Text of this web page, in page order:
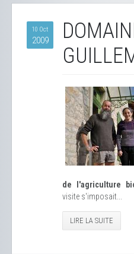
10 Oct
2009
de l'agriculture
visite s'imposait...
LIRE LA SUITE